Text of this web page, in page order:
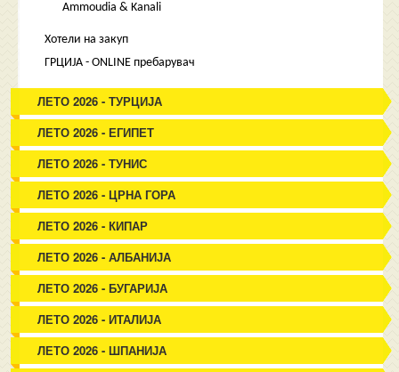
Ammoudia & Kanali
Хотели на закуп
ГРЦИЈА - ONLINE пребарувач
ЛЕТО 2026 - ТУРЦИЈА
ЛЕТО 2026 - ЕГИПЕТ
ЛЕТО 2026 - ТУНИС
ЛЕТО 2026 - ЦРНА ГОРА
ЛЕТО 2026 - КИПАР
ЛЕТО 2026 - АЛБАНИЈА
ЛЕТО 2026 - БУГАРИЈА
ЛЕТО 2026 - ИТАЛИЈА
ЛЕТО 2026 - ШПАНИЈА